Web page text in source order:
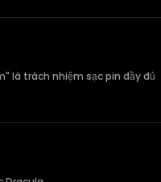
là trách nhiệm sạc pin đầy đủ